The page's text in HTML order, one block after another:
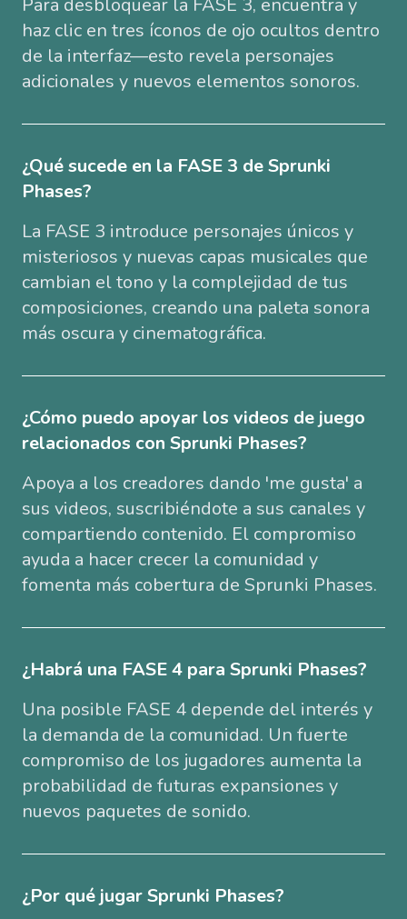
Para desbloquear la FASE 3, encuentra y
haz clic en tres íconos de ojo ocultos dentro
de la interfaz—esto revela personajes
adicionales y nuevos elementos sonoros.
¿Qué sucede en la FASE 3 de Sprunki
Phases?
La FASE 3 introduce personajes únicos y
misteriosos y nuevas capas musicales que
cambian el tono y la complejidad de tus
composiciones, creando una paleta sonora
más oscura y cinematográfica.
¿Cómo puedo apoyar los videos de juego
relacionados con Sprunki Phases?
Apoya a los creadores dando 'me gusta' a
sus videos, suscribiéndote a sus canales y
compartiendo contenido. El compromiso
ayuda a hacer crecer la comunidad y
fomenta más cobertura de Sprunki Phases.
¿Habrá una FASE 4 para Sprunki Phases?
Una posible FASE 4 depende del interés y
la demanda de la comunidad. Un fuerte
compromiso de los jugadores aumenta la
probabilidad de futuras expansiones y
nuevos paquetes de sonido.
¿Por qué jugar Sprunki Phases?